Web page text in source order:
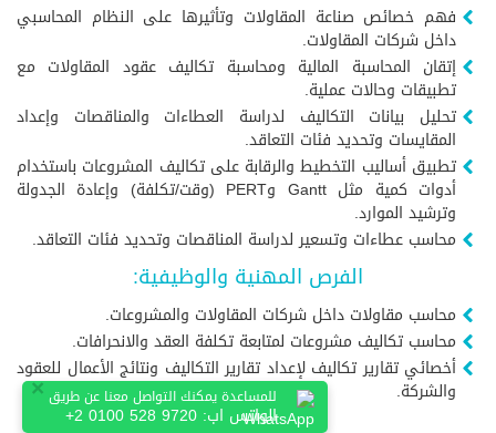
فهم خصائص صناعة المقاولات وتأثيرها على النظام المحاسبي
داخل شركات المقاولات.
إتقان المحاسبة المالية ومحاسبة تكاليف عقود المقاولات مع
تطبيقات وحالات عملية.
تحليل بيانات التكاليف لدراسة العطاءات والمناقصات وإعداد
المقايسات وتحديد فئات التعاقد.
تطبيق أساليب التخطيط والرقابة على تكاليف المشروعات باستخدام
أدوات كمية مثل Gantt وPERT (وقت/تكلفة) وإعادة الجدولة
وترشيد الموارد.
محاسب عطاءات وتسعير لدراسة المناقصات وتحديد فئات التعاقد.
الفرص المهنية والوظيفية:
محاسب مقاولات داخل شركات المقاولات والمشروعات.
محاسب تكاليف مشروعات لمتابعة تكلفة العقد والانحرافات.
أخصائي تقارير تكاليف لإعداد تقارير التكاليف ونتائج الأعمال للعقود
والشركة. ×للمساعدة يمكنك التواصل معنا عن طريق
الواتس اب: +2 0100 528 9720